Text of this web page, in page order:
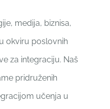
medija, biznisa,
okviru poslovnih
za integraciju. Naš
pridruženih
učenja u